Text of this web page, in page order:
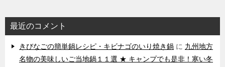
最近のコメント
きびなごの簡単鍋レシピ・キビナゴのいり焼き鍋 に 九州地方
名物の美味しいご当地鍋１１選 ★ キャンプでも是非！寒い冬